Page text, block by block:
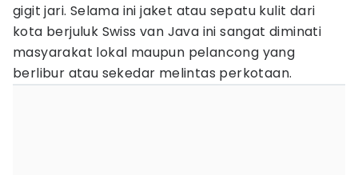
gigit jari. Selama ini jaket atau sepatu kulit dari
kota berjuluk Swiss van Java ini sangat diminati
masyarakat lokal maupun pelancong yang
berlibur atau sekedar melintas perkotaan.